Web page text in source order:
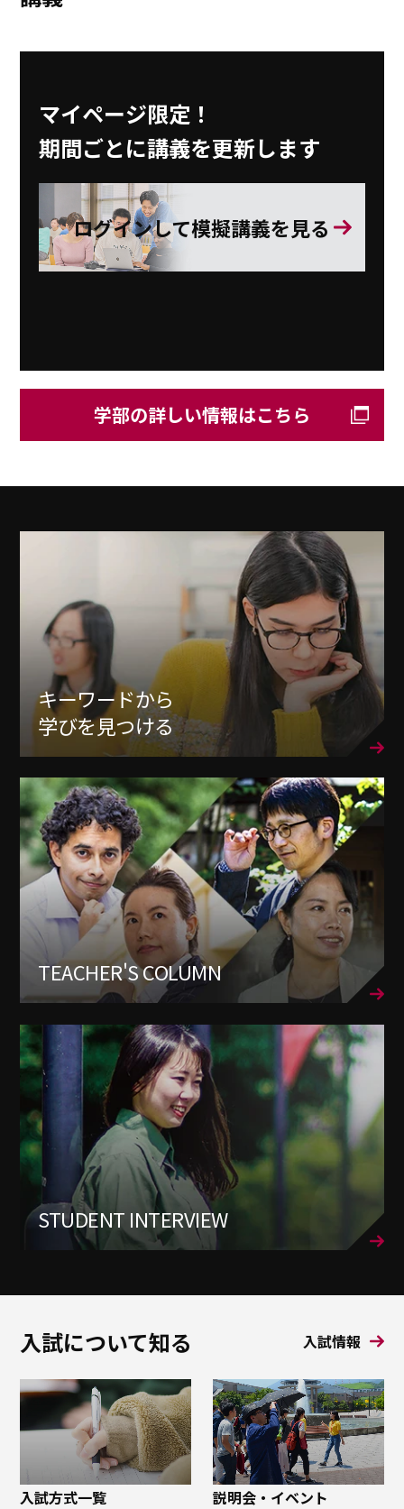
マイページ限定！
期間ごとに講義を更新します
ログインして模擬講義を見る
学部の詳しい情報はこちら
キーワードから
学びを見つける
TEACHER'S COLUMN
STUDENT INTERVIEW
入試について知る
入試方式一覧 説明会・イベント
入試情報